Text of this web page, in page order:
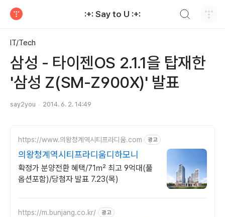
:+: Say to U :+:
IT/Tech
삼성 - 타이젠OS 2.1.1을 탑재한
'삼성 Z(SM-Z900X)' 발표
say2you 2014. 6. 2. 14:49
https://www.의왕청계역시티프라디움.com 광고
의왕청계역시티프라디움디하모니
확정가 분양전환 혜택/71㎡ 최고 9억대(풀
옵션포함)/당첨자 발표 7.23(목)
https://m.bunjang.co.kr/ 광고